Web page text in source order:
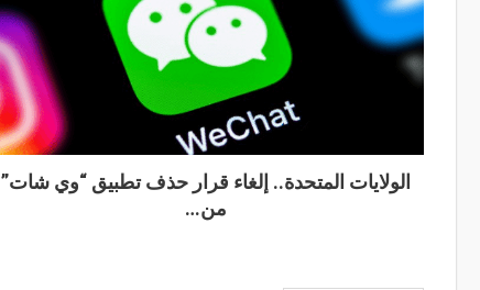
الولايات المتحدة.. إلغاء قرار حذف تطبيق “وي شات”
من…